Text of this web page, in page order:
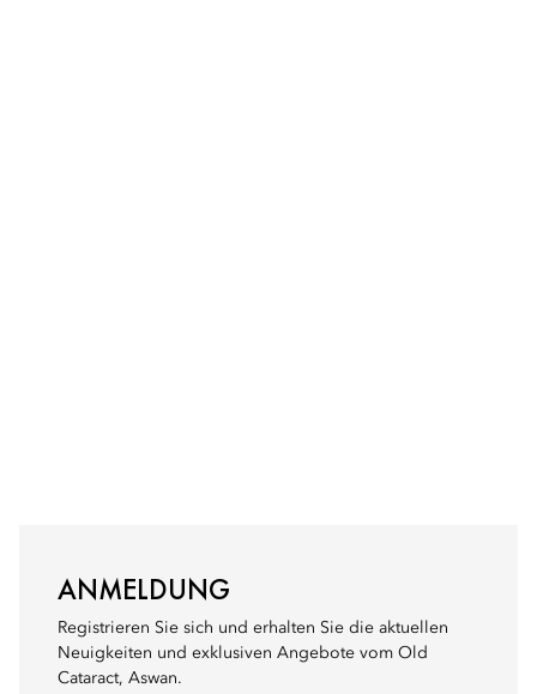
ANMELDUNG
Registrieren Sie sich und erhalten Sie die aktuellen
Neuigkeiten und exklusiven Angebote vom Old
Cataract, Aswan.